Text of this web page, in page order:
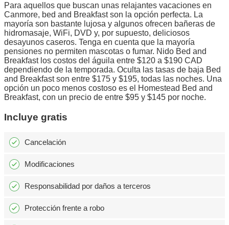
Para aquellos que buscan unas relajantes vacaciones en
Canmore, bed and Breakfast son la opción perfecta. La
mayoría son bastante lujosa y algunos ofrecen bañeras de
hidromasaje, WiFi, DVD y, por supuesto, deliciosos
desayunos caseros. Tenga en cuenta que la mayoría
pensiones no permiten mascotas o fumar. Nido Bed and
Breakfast los costos del águila entre $120 a $190 CAD
dependiendo de la temporada. Oculta las tasas de baja Bed
and Breakfast son entre $175 y $195, todas las noches. Una
opción un poco menos costoso es el Homestead Bed and
Breakfast, con un precio de entre $95 y $145 por noche.
Incluye gratis
Cancelación
Modificaciones
Responsabilidad por daños a terceros
Protección frente a robo